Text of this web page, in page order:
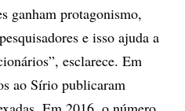
ganham protagonismo,
e isso ajuda a
esclarece. Em
ao Sírio publicaram